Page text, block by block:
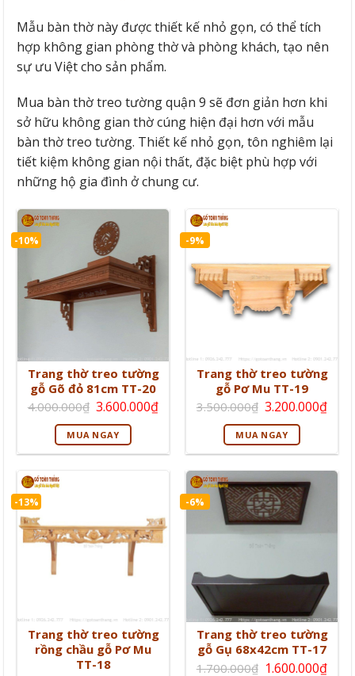
Mẫu bàn thờ này được thiết kế nhỏ gọn, có thể tích
hợp không gian phòng thờ và phòng khách, tạo nên
sự ưu Việt cho sản phẩm.
Mua bàn thờ treo tường quận 9 sẽ đơn giản hơn khi
sở hữu không gian thờ cúng hiện đại hơn với mẫu
bàn thờ treo tường. Thiết kế nhỏ gọn, tôn nghiêm lại
tiết kiệm không gian nội thất, đặc biệt phù hợp với
những hộ gia đình ở chung cư.
-10%
Trang thờ treo tường
gỗ Gõ đỏ 81cm TT-20
4.000.000₫ Giá
gốc
là:
4.000.000₫.
3.600.000₫Giá
3.600.000₫.
MUA NGAY
-9%
Trang thờ treo tường
gỗ Pơ Mu TT-19
3.500.000₫ Giá
gốc
là:
3.500.000₫.
3.200.000₫Giá
MUA NGAY
-13%
Trang thờ treo tường
rồng chầu gỗ Pơ Mu
TT-18
-6%
Trang thờ treo tường
gỗ Gụ 68x42cm TT-17
1.700.000₫ Giá
1.600.000₫Giá